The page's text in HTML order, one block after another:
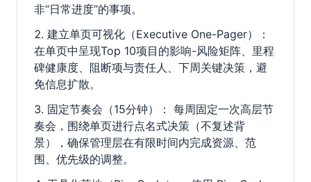
非“日常进度”的事项。
建立单页可视化（Executive One-Pager）：
在单页中呈现Top 10项目的影响-风险矩阵、里程
碑健康度、阻断项与责任人、下周关键决策，避
免信息扩散。
固定节奏会（15分钟）： 每周固定一次高层节
奏会，围绕单页进行点名式决策（不复述背
景），确保管理层在有限时间内完成资源、范
围、优先级的调整。